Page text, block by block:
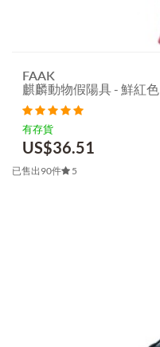
FAAK
麒麟動物假陽具 - 鮮紅色
有存貨
US$36.51
已售出90件 5